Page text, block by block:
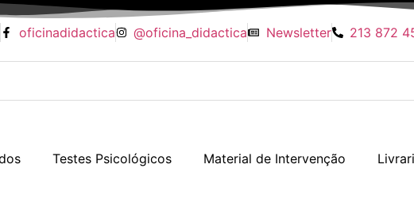
oficinadidactica @oficina_didactica Newsletter 213 872
Testes Psicológicos Material de Intervenção